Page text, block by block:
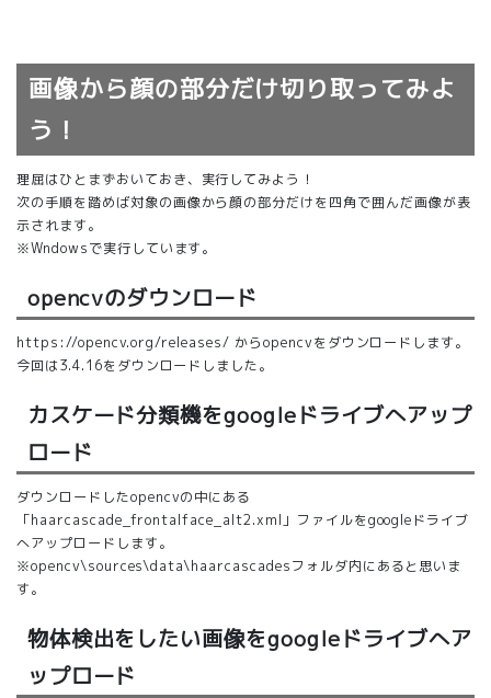
画像から顔の部分だけ切り取ってみよ
う！
理屈はひとまずおいておき、実行してみよう！
次の手順を踏めば対象の画像から顔の部分だけを四角で囲んだ画像が表
示されます。
※Wndowsで実行しています。
opencvのダウンロード
https://opencv.org/releases/ からopencvをダウンロードします。
今回は3.4.16をダウンロードしました。
カスケード分類機をgoogleドライブへアップ
ロード
ダウンロードしたopencvの中にある
「haarcascade_frontalface_alt2.xml」ファイルをgoogleドライブ
へアップロードします。
※opencv\sources\data\haarcascadesフォルダ内にあると思いま
す。
物体検出をしたい画像をgoogleドライブへア
ップロード